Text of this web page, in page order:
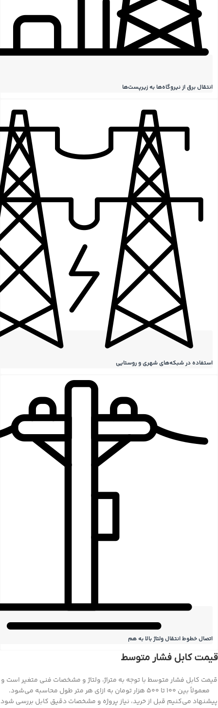
انتقال برق از نیروگاه‌ها به زیرپست‌ها
استفاده در شبکه‌های شهری و روستایی
اتصال خطوط انتقال ولتاژ بالا به هم
قیمت کابل فشار متوسط
قیمت کابل فشار متوسط با توجه به متراژ، ولتاژ و مشخصات فنی متغیر است و
معمولاً بین ۱۰۰ تا ۵۰۰ هزار تومان به ازای هر متر طول محاسبه می‌شود.
پیشنهاد می‌کنیم قبل از خرید، نیاز پروژه و مشخصات دقیق کابل بررسی شود